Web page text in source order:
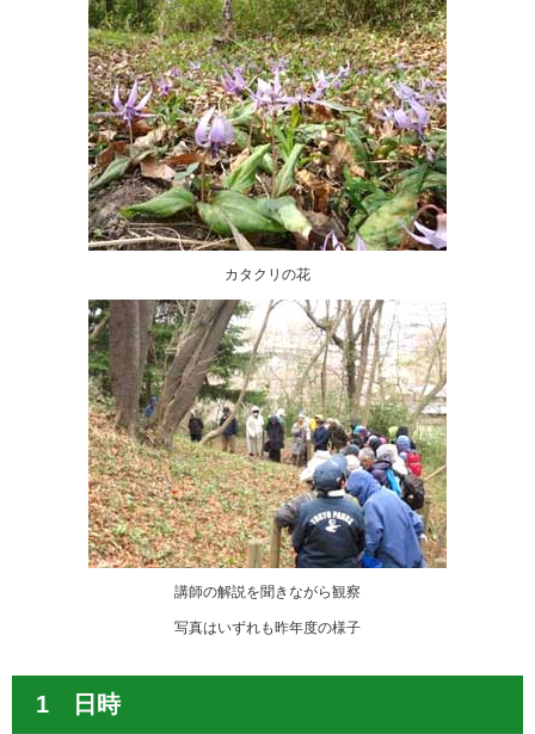
カタクリの花
講師の解説を聞きながら観察
写真はいずれも昨年度の様子
1 日時